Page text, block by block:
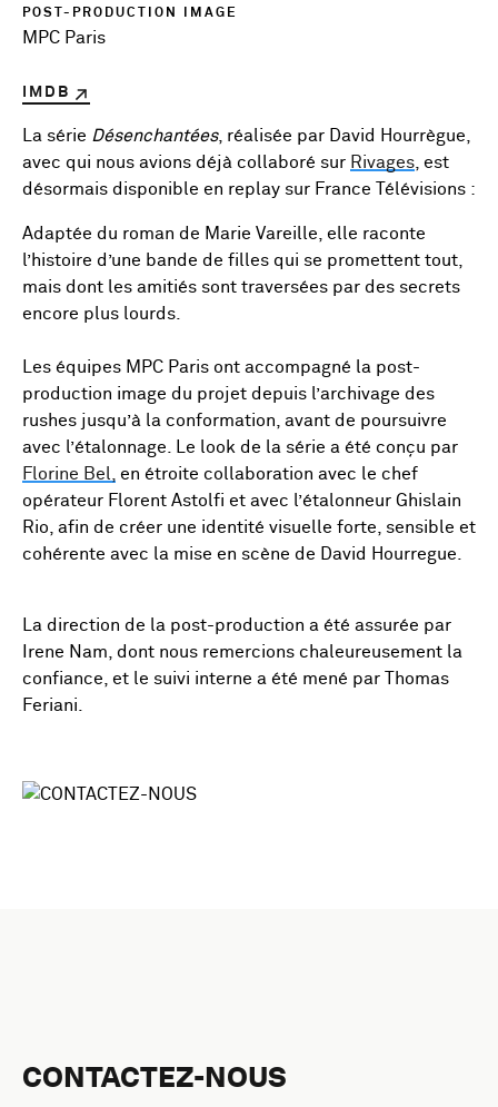
POST-PRODUCTION IMAGE
MPC Paris
IMDB
La série Désenchantées, réalisée par David Hourrègue,
avec qui nous avions déjà collaboré sur Rivages , est
désormais disponible en replay sur France Télévisions :
Adaptée du roman de Marie Vareille, elle raconte
l’histoire d’une bande de filles qui se promettent tout,
mais dont les amitiés sont traversées par des secrets
encore plus lourds.
Les équipes MPC Paris ont accompagné la post-
production image du projet depuis l’archivage des
rushes jusqu’à la conformation, avant de poursuivre
avec l’étalonnage. Le look de la série a été conçu par
Florine Bel,
en étroite collaboration avec le chef
opérateur Florent Astolfi et avec l’étalonneur Ghislain
Rio, afin de créer une identité visuelle forte, sensible et
cohérente avec la mise en scène de David Hourregue.
La direction de la post-production a été assurée par
Irene Nam, dont nous remercions chaleureusement la
confiance, et le suivi interne a été mené par Thomas
Feriani.
CONTACTEZ-NOUS